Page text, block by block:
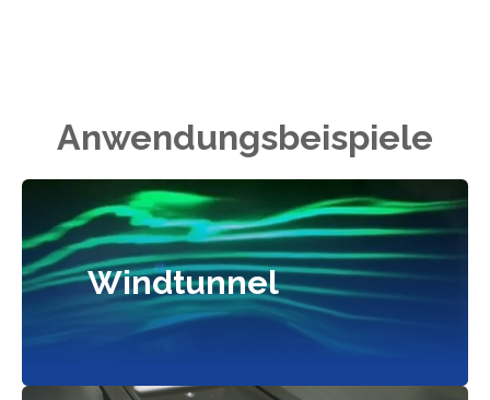
Anwendungsbeispiele
Windtunnel